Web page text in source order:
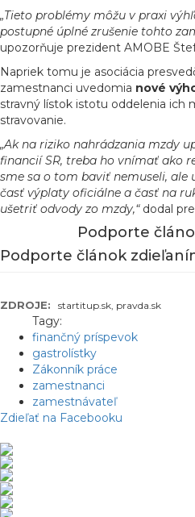
„Tieto problémy môžu v praxi
postupné úplné zrušenie tohto
upozorňuje prezident AMOBE
Napriek tomu je asociácia
zamestnanci uvedomia nové
stravný lístok istotu oddelenia ich
stravovanie.
„Ak na riziko nahrádzania mzdy
financií SR, treba ho vnímať ako
sme sa o tom baviť nemuseli, ale
časť výplaty oficiálne a časť na
ušetriť odvody zo mzdy,“ dodal
Podporte
Podporte článok
ZDROJE: startitup.sk, pravda.sk
Tagy:
finančný príspevok
gastrolístky
Zákonník práce
zamestnanci
zamestnávateľ
Zdieľať na Facebooku